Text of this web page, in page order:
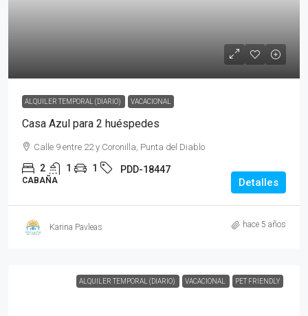
ALQUILER TEMPORAL (DIARIO) VACACIONAL
Casa Azul para 2 huéspedes
Calle 9 entre 22 y Coronilla, Punta del Diablo
2 1 1 PDD-18447
CABAÑA Detalles
Karina Pavleas hace 5 años
ALQUILER TEMPORAL (DIARIO) VACACIONAL PET FRIENDLY